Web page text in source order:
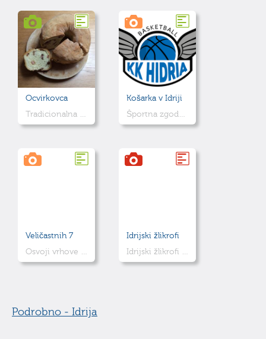
Ocvirkovca
Tradicionalna potica z ocvirki
Košarka v Idriji
Športna zgodba Idrije, zapisana med koše in navijače
Veličastnih 7
Osvoji vrhove v občini Idrija
Idrijski žlikrofi
Idrijski žlikrofi so najbolj znana Idrijska jed..
Podrobno - Idrija